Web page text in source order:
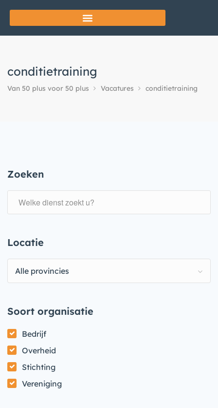
conditietraining
Van 50 plus voor 50 plus Vacatures conditietraining
Zoeken
Locatie
Alle provincies
Soort organisatie
Bedrijf
Overheid
Stichting
Vereniging